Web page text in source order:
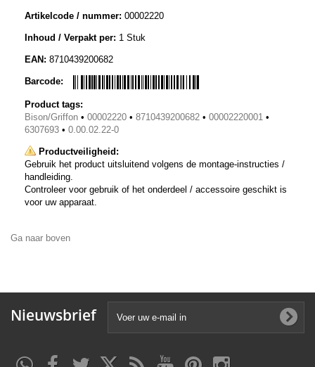
Artikelcode / nummer: 00002220
Inhoud / Verpakt per: 1 Stuk
EAN: 8710439200682
Barcode:
Product tags:
Bison/Griffon • 00002220 • 8710439200682 • 00002220001 •
6307693 • 0.00.02.22-0
Productveiligheid:
Gebruik het product uitsluitend volgens de montage-instructies /
handleiding.
Controleer voor gebruik of het onderdeel / accessoire geschikt is
voor uw apparaat.
Ga naar boven
Nieuwsbrief